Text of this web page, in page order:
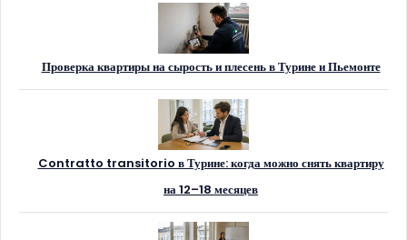
Проверка квартиры на сырость и плесень в Турине и Пьемонте
Contratto transitorio в Турине: когда можно снять квартиру
на 12–18 месяцев